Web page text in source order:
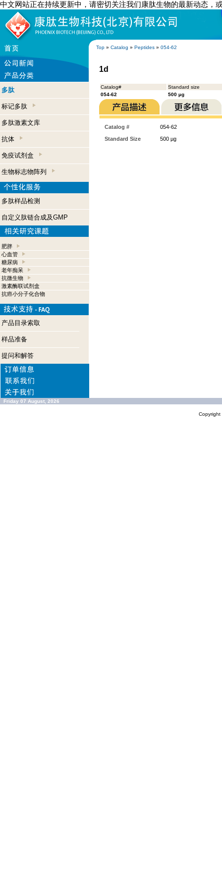
中文网站正在持续更新中，请密切关注我们康肽生物的最新动态，
Top » Catalog » Peptides » 054-62
多肽
标记多肽
多肽激素文库
抗体
免疫试剂盒
生物标志物阵列
多肽样品检测
自定义肽链合成及GMP
肥胖
心血管
糖尿病
老年痴呆
抗微生物
激素酶联试剂盒
抗癌小分子化合物
产品目录索取
样品准备
提问和解答
1d
Catalog#
Standard size
054-62
500 µg
Catalog #
054-62
Standard Size
500 µg
Friday 07 August, 2026